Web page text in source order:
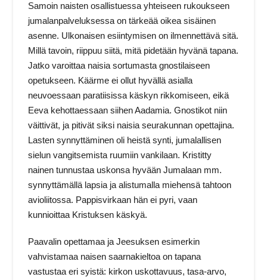
Samoin naisten osallistuessa yhteiseen rukoukseen
jumalanpalveluksessa on tärkeää oikea sisäinen
asenne. Ulkonaisen esiintymisen on ilmennettävä sitä.
Millä tavoin, riippuu siitä, mitä pidetään hyvänä tapana.
Jatko varoittaa naisia sortumasta gnostilaiseen
opetukseen. Käärme ei ollut hyvällä asialla
neuvoessaan paratiisissa käskyn rikkomiseen, eikä
Eeva kehottaessaan siihen Aadamia. Gnostikot niin
väittivät, ja pitivät siksi naisia seurakunnan opettajina.
Lasten synnyttäminen oli heistä synti, jumalallisen
sielun vangitsemista ruumiin vankilaan. Kristitty
nainen tunnustaa uskonsa hyvään Jumalaan mm.
synnyttämällä lapsia ja alistumalla miehensä tahtoon
avioliitossa. Pappisvirkaan hän ei pyri, vaan
kunnioittaa Kristuksen käskyä.
Paavalin opettamaa ja Jeesuksen esimerkin
vahvistamaa naisen saarnakieltoa on tapana
vastustaa eri syistä: kirkon uskottavuus, tasa-arvo,